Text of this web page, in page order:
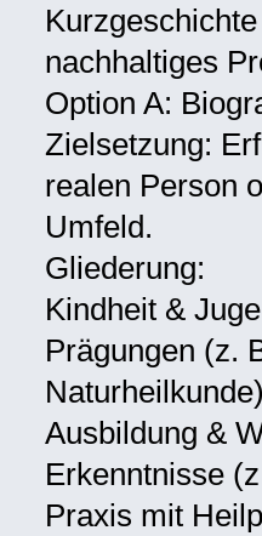
nachhaltiges
Option A:
Zielsetzung:
realen Person
Umfeld.
Gliederung:
Kindheit &
Prägungen (z.
Ausbildung &
Erkenntnisse
Praxis mit